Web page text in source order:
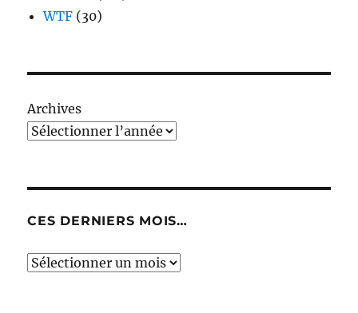
WTF (30)
Archives
CES DERNIERS MOIS…
Ces